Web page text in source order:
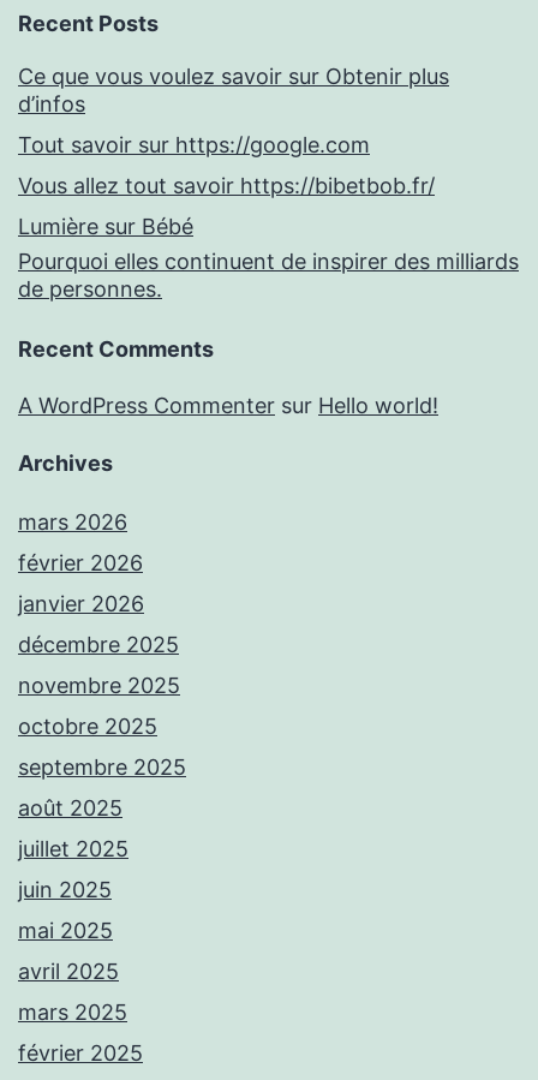
Recent Posts
Ce que vous voulez savoir sur Obtenir plus
d’infos
Tout savoir sur https://google.com
Vous allez tout savoir https://bibetbob.fr/
Lumière sur Bébé
Pourquoi elles continuent de inspirer des milliards
de personnes.
Recent Comments
A WordPress Commenter sur Hello world!
Archives
mars 2026
février 2026
janvier 2026
décembre 2025
novembre 2025
octobre 2025
septembre 2025
août 2025
juillet 2025
juin 2025
mai 2025
avril 2025
mars 2025
février 2025